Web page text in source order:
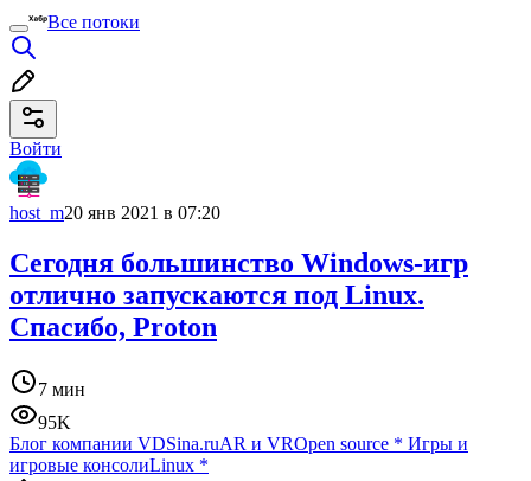
Все потоки
Войти
host_m20 янв 2021 в 07:20
Сегодня большинство Windows-игр
отлично запускаются под Linux.
Спасибо, Proton
7 мин
95K
Блог компании VDSina.ruAR и VROpen source * Игры и
игровые консолиLinux *